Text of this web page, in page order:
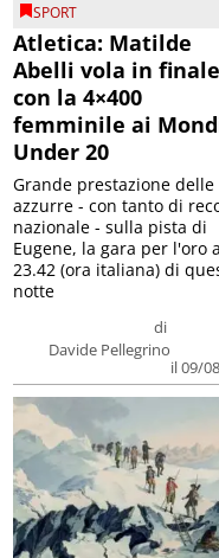
SPORT
Atletica: Matilde
Abelli vola in finale
con la 4×400
femminile ai
Under 20
di
Davide Pellegrino
il 09/
Grande prestazione delle
azzurre - con tanto di
nazionale - sulla pista di
Eugene, la gara per l'oro
23.42 (ora italiana) di
notte